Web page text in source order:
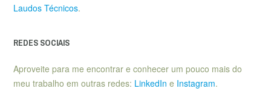
Laudos Técnicos.
REDES SOCIAIS
Aproveite para me encontrar e conhecer um pouco mais do
meu trabalho em outras redes: LinkedIn e Instagram.